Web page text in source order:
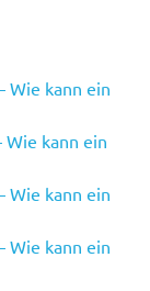
Wie kann ein
Wie kann ein
Wie kann ein
Wie kann ein